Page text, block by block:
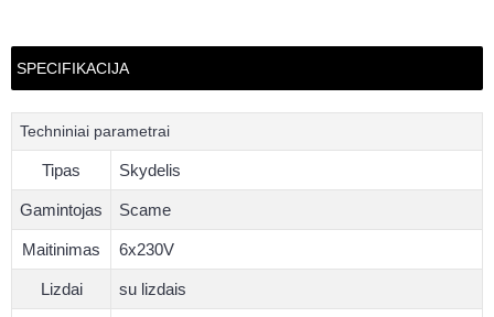
SPECIFIKACIJA
Techniniai parametrai
Tipas Skydelis
Gamintojas Scame
Maitinimas 6x230V
Lizdai su lizdais